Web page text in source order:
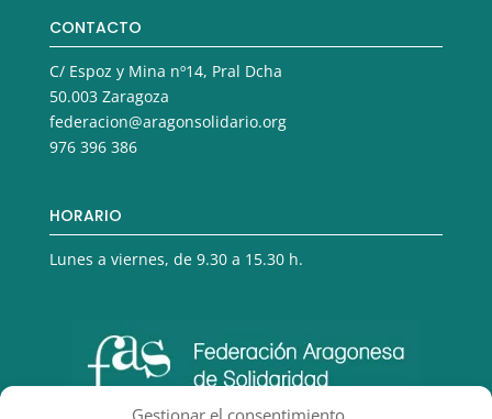
Gestionar el consentimiento
CONTACTO
C/ Espoz y Mina nº14, Pral Dcha
50.003 Zaragoza
federacion@aragonsolidario.org
976 396 386
HORARIO
Lunes a viernes, de 9.30 a 15.30 h.